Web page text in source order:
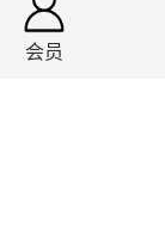
会员